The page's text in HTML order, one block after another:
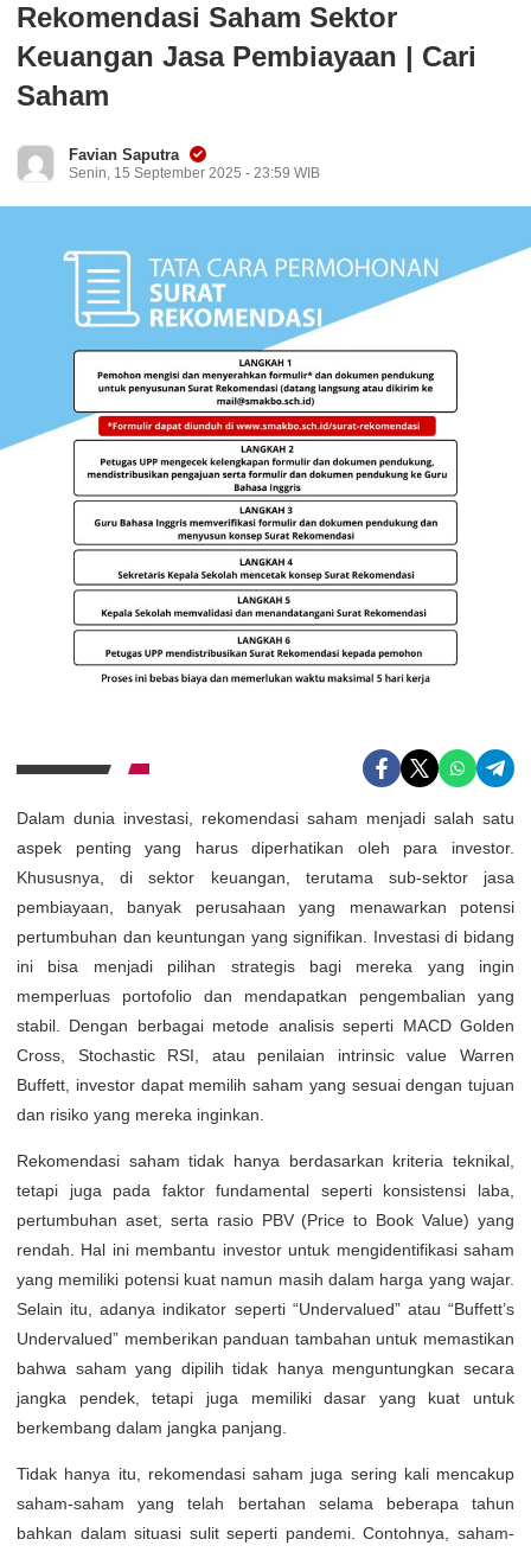
Rekomendasi Saham Sektor
Keuangan Jasa Pembiayaan | Cari
Saham
Favian Saputra
Senin, 15 September 2025 - 23:59 WIB
Dalam dunia investasi, rekomendasi saham menjadi salah satu
aspek penting yang harus diperhatikan oleh para investor.
Khususnya, di sektor keuangan, terutama sub-sektor jasa
pembiayaan, banyak perusahaan yang menawarkan potensi
pertumbuhan dan keuntungan yang signifikan. Investasi di bidang
ini bisa menjadi pilihan strategis bagi mereka yang ingin
memperluas portofolio dan mendapatkan pengembalian yang
stabil. Dengan berbagai metode analisis seperti MACD Golden
Cross, Stochastic RSI, atau penilaian intrinsic value Warren
Buffett, investor dapat memilih saham yang sesuai dengan tujuan
dan risiko yang mereka inginkan.
Rekomendasi saham tidak hanya berdasarkan kriteria teknikal,
tetapi juga pada faktor fundamental seperti konsistensi laba,
pertumbuhan aset, serta rasio PBV (Price to Book Value) yang
rendah. Hal ini membantu investor untuk mengidentifikasi saham
yang memiliki potensi kuat namun masih dalam harga yang wajar.
Selain itu, adanya indikator seperti “Undervalued” atau “Buffett’s
Undervalued” memberikan panduan tambahan untuk memastikan
bahwa saham yang dipilih tidak hanya menguntungkan secara
jangka pendek, tetapi juga memiliki dasar yang kuat untuk
berkembang dalam jangka panjang.
Tidak hanya itu, rekomendasi saham juga sering kali mencakup
saham-saham yang telah bertahan selama beberapa tahun
bahkan dalam situasi sulit seperti pandemi. Contohnya, saham-